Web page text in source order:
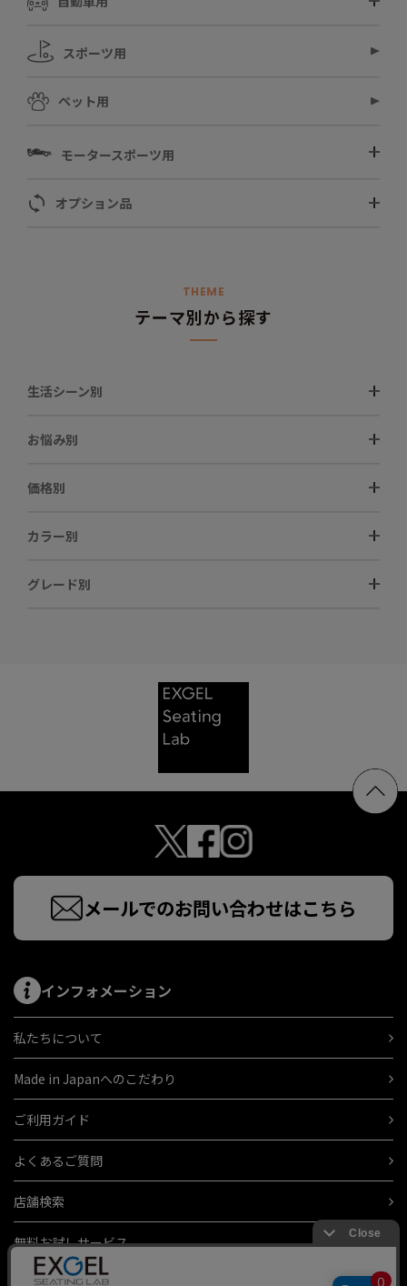
スポーツ用
ペット用
モータースポーツ用
オプション品
THEME
テーマ別から探す
生活シーン別
お悩み別
価格別
カラー別
グレード別
メールでのお問い合わせはこちら
インフォメーション
私たちについて
Made in Japanへのこだわり
ご利用ガイド
よくあるご質問
店舗検索
無料お試しサービス